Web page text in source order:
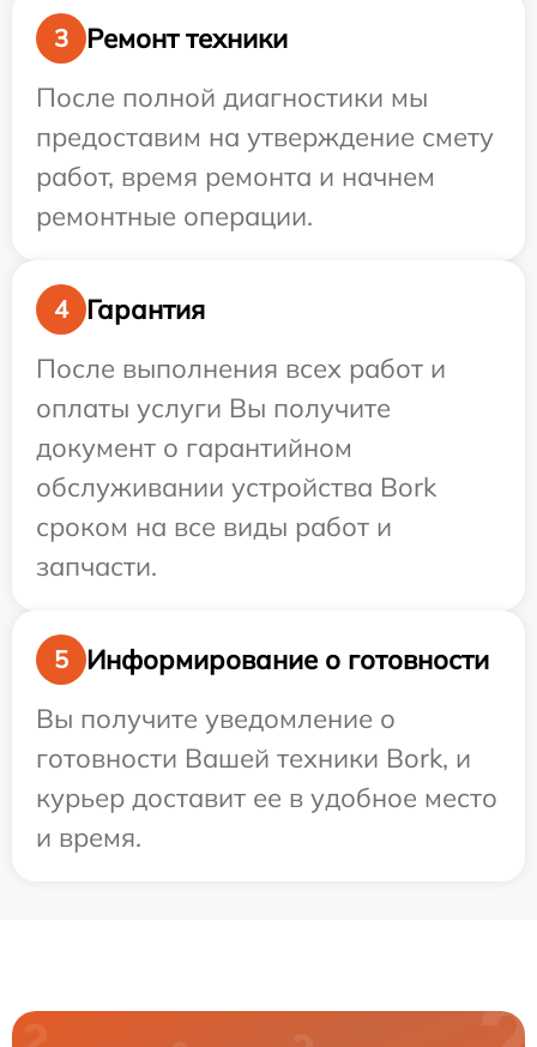
3
Ремонт техники
После полной диагностики мы
предоставим на утверждение смету
работ, время ремонта и начнем
ремонтные операции.
4
Гарантия
После выполнения всех работ и
оплаты услуги Вы получите
документ о гарантийном
обслуживании устройства Bork
сроком на все виды работ и
запчасти.
5
Информирование о готовности
Вы получите уведомление о
готовности Вашей техники Bork, и
курьер доставит ее в удобное место
и время.